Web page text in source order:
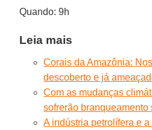
Quando: 9h
Leia mais
Corais da Amazônia:
descoberto e já
Com as mudanças
sofrerão branqueamento
A indústria petrolífera e